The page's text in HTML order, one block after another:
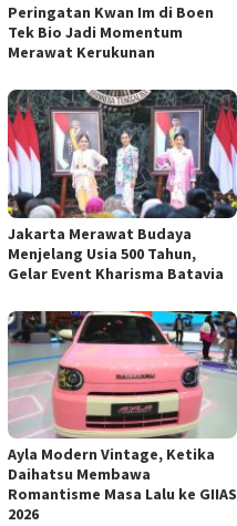
Peringatan Kwan Im di Boen
Tek Bio Jadi Momentum
Merawat Kerukunan
Jakarta Merawat Budaya
Menjelang Usia 500 Tahun,
Gelar Event Kharisma Batavia
Ayla Modern Vintage, Ketika
Daihatsu Membawa
Romantisme Masa Lalu ke GIIAS
2026